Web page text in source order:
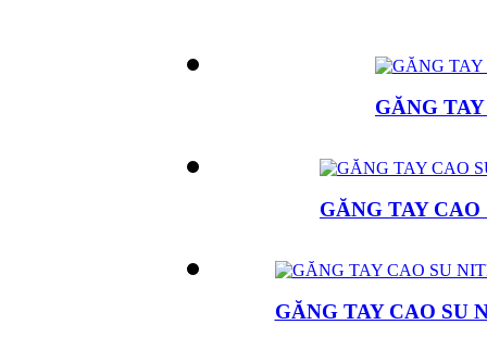
GĂNG
GĂNG TAY
GĂNG TAY CAO SU